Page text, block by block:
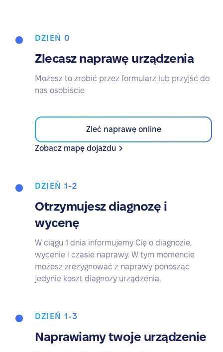
DZIEŃ 0
Zlecasz naprawę urządzenia
Możesz to zrobić przez formularz lub przyjść do
nas osobiście
Zleć naprawę online
Zobacz mapę dojazdu
DZIEŃ 1-2
Otrzymujesz diagnozę i
wycenę
W ciągu 1 dnia informujemy Cię o diagnozie,
wycenie i czasie naprawy. W tym momencie
możesz zrezygnować z naprawy ponosząc
jedynie koszt diagnozy urządzenia.
DZIEŃ 1-3
Naprawiamy twoje urządzenie